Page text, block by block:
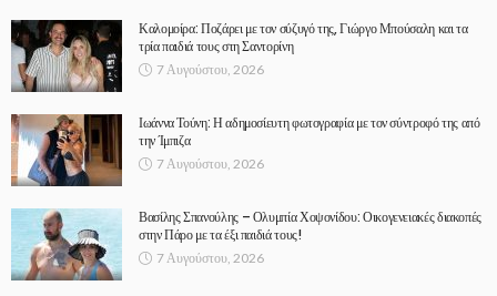
Καλομοίρα: Ποζάρει με τον σύζυγό της, Γιώργο Μπούσαλη και τα
τρία παιδιά τους στη Σαντορίνη
7 Αυγούστου, 2026
Ιωάννα Τούνη: Η αδημοσίευτη φωτογραφία με τον σύντροφό της από
την Ίμπιζα
7 Αυγούστου, 2026
Βασίλης Σπανούλης – Ολυμπία Χοψονίδου: Οικογενειακές διακοπές
στην Πάρο με τα έξι παιδιά τους!
7 Αυγούστου, 2026